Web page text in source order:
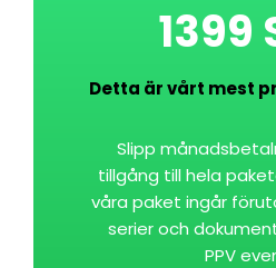
1399
Detta är vårt mest
Slipp
tillgång till hela
våra paket ingår
serier och
PPV